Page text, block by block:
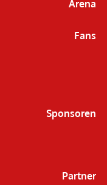
Arena
Fans
Sponsoren
Partner